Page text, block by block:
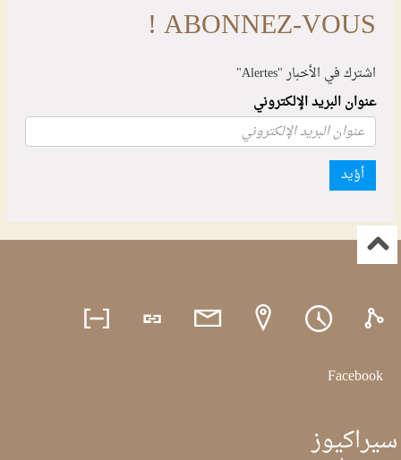
ABONNEZ-VOUS !
اشترك في الأخبار "Alertes"
عنوان البريد الإلكتروني
أؤيد
Facebook
سيراكيوز